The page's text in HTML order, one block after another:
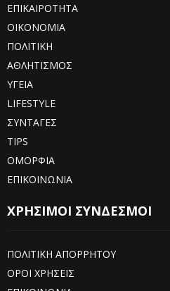
ΕΠΙΚΑΙΡΟΤΗΤΑ
ΟΙΚΟΝΟΜΙΑ
ΠΟΛΙΤΙΚΗ
ΑΘΛΗΤΙΣΜΟΣ
ΥΓΕΙΑ
LIFESTYLE
ΣΥΝΤΑΓΕΣ
TIPS
ΟΜΟΡΦΙΑ
ΕΠΙΚΟΙΝΩΝΙΑ
ΧΡΗΣΙΜΟΙ ΣΥΝΔΕΣΜΟΙ
ΠΟΛΙΤΙΚΗ ΑΠΟΡΡΗΤΟΥ
ΟΡΟΙ ΧΡΗΣΕΙΣ